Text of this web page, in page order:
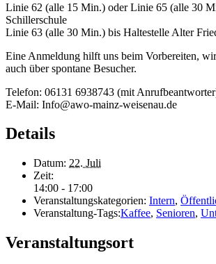
Linie 62 (alle 15 Min.) oder Linie 65 (alle 30
Schillerschule
Linie 63 (alle 30 Min.) bis Haltestelle Alter
Eine Anmeldung hilft uns beim Vorbereiten,
auch über spontane Besucher.
Telefon: 06131 6938743 (mit
E-Mail: Info@awo-mainz-weisenau.de
Details
Datum: 22. Juli
Zeit:
14:00 - 17:00
Veranstaltungskategorien: Intern,
Veranstaltung-Tags:Kaffee, Senioren,
Veranstaltungsort